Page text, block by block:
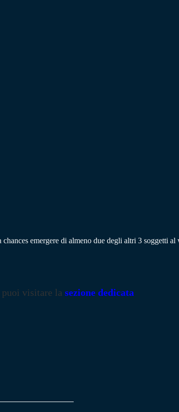
emergere di almeno due degli altri 3 soggetti
visitare la sezione dedicata